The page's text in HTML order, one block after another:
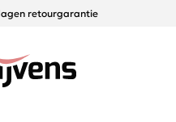
retourgarantie